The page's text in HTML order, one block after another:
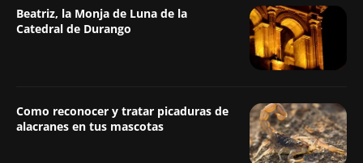
Beatriz, la Monja de Luna de la
Catedral de Durango
Como reconocer y tratar picaduras de
alacranes en tus mascotas